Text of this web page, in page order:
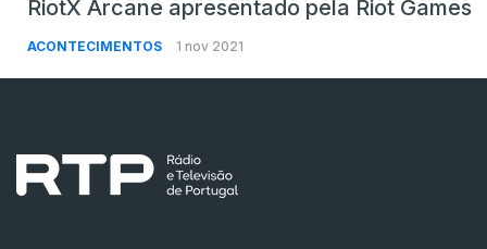
RiotX Arcane apresentado pela Riot Games
ACONTECIMENTOS 1 nov 2021